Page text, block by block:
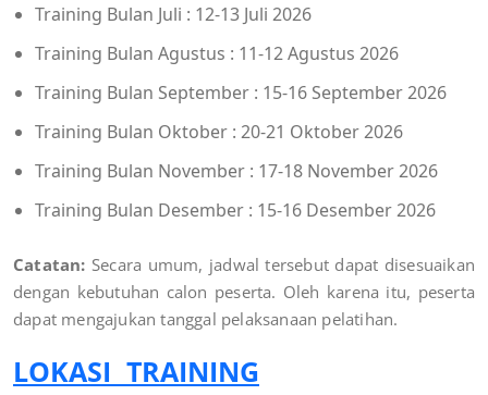
Training Bulan Juli : 12-13 Juli 2026
Training Bulan Agustus : 11-12 Agustus 2026
Training Bulan September : 15-16 September 2026
Training Bulan Oktober : 20-21 Oktober 2026
Training Bulan November : 17-18 November 2026
Training Bulan Desember : 15-16 Desember 2026
Catatan: Secara umum, jadwal tersebut dapat disesuaikan
dengan kebutuhan calon peserta. Oleh karena itu, peserta
dapat mengajukan tanggal pelaksanaan pelatihan.
LOKASI TRAINING